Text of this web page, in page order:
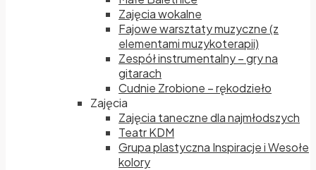
Zajęcia wokalne
Fajowe warsztaty muzyczne (z
elementami muzykoterapii)
Zespół instrumentalny – gry na
gitarach
Cudnie Zrobione – rękodzieło
Zajęcia
Zajęcia taneczne dla najmłodszych
Teatr KDM
Grupa plastyczna Inspiracje i Wesołe
kolory